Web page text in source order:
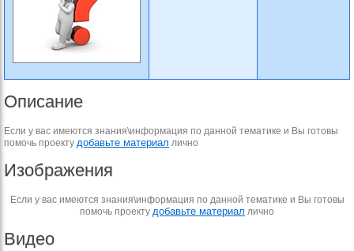
Описание
Если у вас имеются знания\информация по данной тематике и Вы готовы
помочь проекту добавьте материал лично
Изображения
Если у вас имеются знания\информация по данной тематике и Вы готовы
помочь проекту добавьте материал лично
Видео